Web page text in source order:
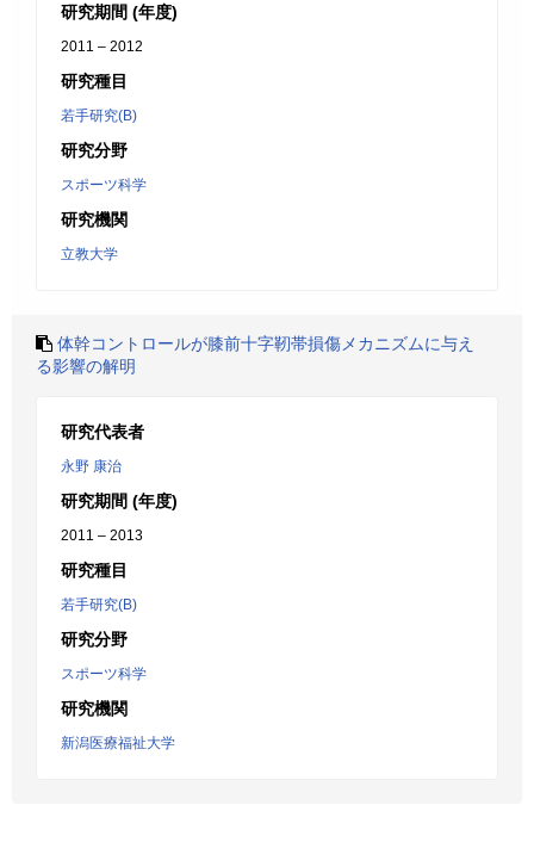
研究期間 (年度)
2011 – 2012
研究種目
若手研究(B)
研究分野
スポーツ科学
研究機関
立教大学
体幹コントロールが膝前十字靭帯損傷メカニズムに与え
る影響の解明
研究代表者
永野 康治
研究期間 (年度)
2011 – 2013
研究種目
若手研究(B)
研究分野
スポーツ科学
研究機関
新潟医療福祉大学